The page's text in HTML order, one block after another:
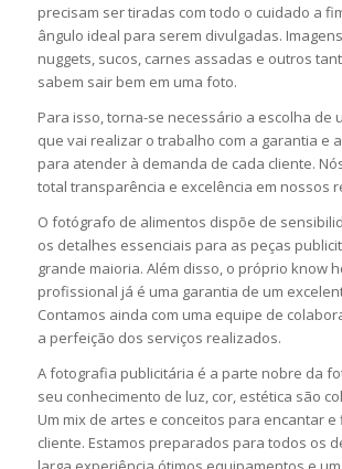
precisam ser tiradas com todo o cuidado a
ângulo ideal para serem divulgadas.
nuggets, sucos, carnes assadas e outros
sabem sair bem em uma foto.
Para isso, torna-se necessário a escolha de
que vai realizar o trabalho com a garantia e
para atender à demanda de cada cliente.
total transparência e excelência em nossos
O fotógrafo de alimentos dispõe de
os detalhes essenciais para as peças
grande maioria. Além disso, o próprio know
profissional já é uma garantia de um
Contamos ainda com uma equipe de
a perfeição dos serviços realizados.
A fotografia publicitária é a parte nobre da
seu conhecimento de luz, cor, estética são
Um mix de artes e conceitos para encantar
cliente. Estamos preparados para todos os